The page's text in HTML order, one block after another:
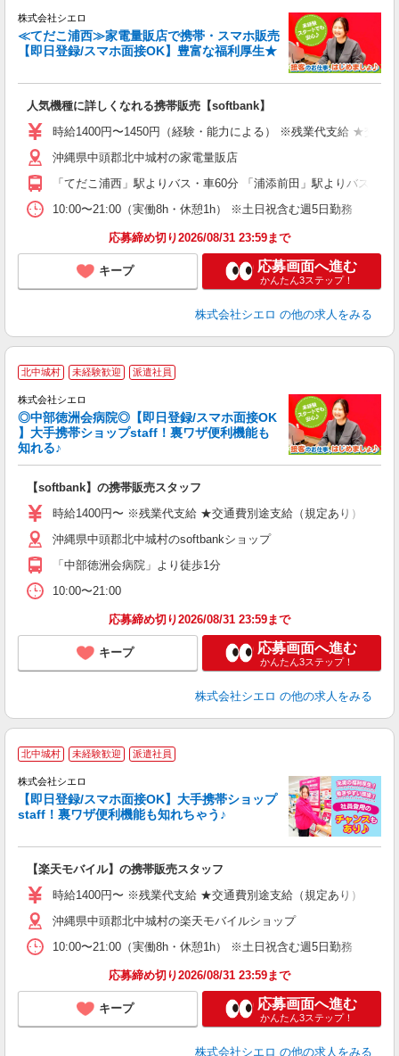
株式会社シエロ
≪てだこ浦西≫家電量販店で携帯・スマホ販売
【即日登録/スマホ面接OK】豊富な福利厚生★
人気機種に詳しくなれる携帯販売【softbank】
時給1400円〜1450円（経験・能力による） ※残業代支給 ★交通
沖縄県中頭郡北中城村の家電量販店
「てだこ浦西」駅よりバス・車60分 「浦添前田」駅よりバス・車
10:00〜21:00（実働8h・休憩1h） ※土日祝含む週5日勤務
応募締め切り2026/08/31 23:59まで
キープ 応募画面へ進む
かんたん3ステップ！
株式会社シエロ の他の求人をみる
北中城村 未経験歓迎 派遣社員
株式会社シエロ
◎中部徳洲会病院◎【即日登録/スマホ面接OK
】大手携帯ショップstaff！裏ワザ便利機能も
知れる♪
【softbank】の携帯販売スタッフ
時給1400円〜 ※残業代支給 ★交通費別途支給（規定あり） ゜+
沖縄県中頭郡北中城村のsoftbankショップ
「中部徳洲会病院」より徒歩1分
10:00〜21:00
応募締め切り2026/08/31 23:59まで
キープ 応募画面へ進む
かんたん3ステップ！
株式会社シエロ の他の求人をみる
北中城村 未経験歓迎 派遣社員
株式会社シエロ
【即日登録/スマホ面接OK】大手携帯ショップ
staff！裏ワザ便利機能も知れちゃう♪
【楽天モバイル】の携帯販売スタッフ
時給1400円〜 ※残業代支給 ★交通費別途支給（規定あり） ゜+
沖縄県中頭郡北中城村の楽天モバイルショップ
10:00〜21:00（実働8h・休憩1h） ※土日祝含む週5日勤務
応募締め切り2026/08/31 23:59まで
キープ 応募画面へ進む
かんたん3ステップ！
株式会社シエロ の他の求人をみる